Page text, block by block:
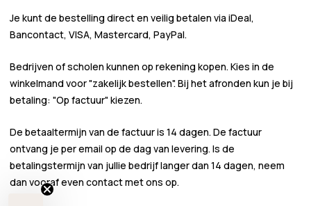
Je kunt de bestelling direct en veilig betalen via iDeal,
Bancontact, VISA, Mastercard, PayPal.
Bedrijven of scholen kunnen op rekening kopen. Kies in de
winkelmand voor"zakelijk bestellen". Bij het afronden kun je bij
betaling: "Op factuur" kiezen.
De betaaltermijn van de factuur is 14 dagen. De factuur
ontvang je per email op de dag van levering. Is de
betalingstermijn van jullie bedrijf langer dan 14 dagen, neem
dan vooraf even contact met ons op.